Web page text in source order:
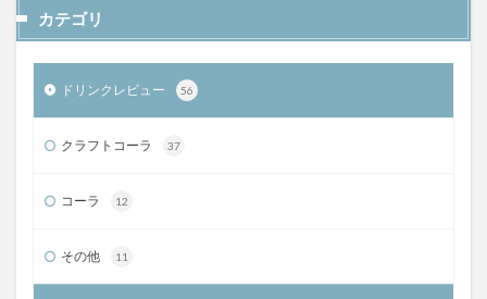
カテゴリ
ドリンクレビュー 56
クラフトコーラ 37
コーラ 12
その他 11